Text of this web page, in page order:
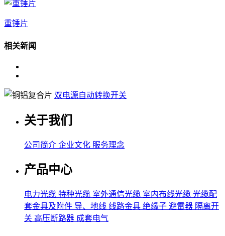
重锤片
相关新闻
双电源自动转换开关
关于我们
公司简介 企业文化 服务理念
产品中心
电力光缆 特种光缆 室外通信光缆 室内布线光缆 光缆配
套金具及附件 导、地线 线路金具 绝缘子 避雷器 隔离开
关 高压断路器 成套电气